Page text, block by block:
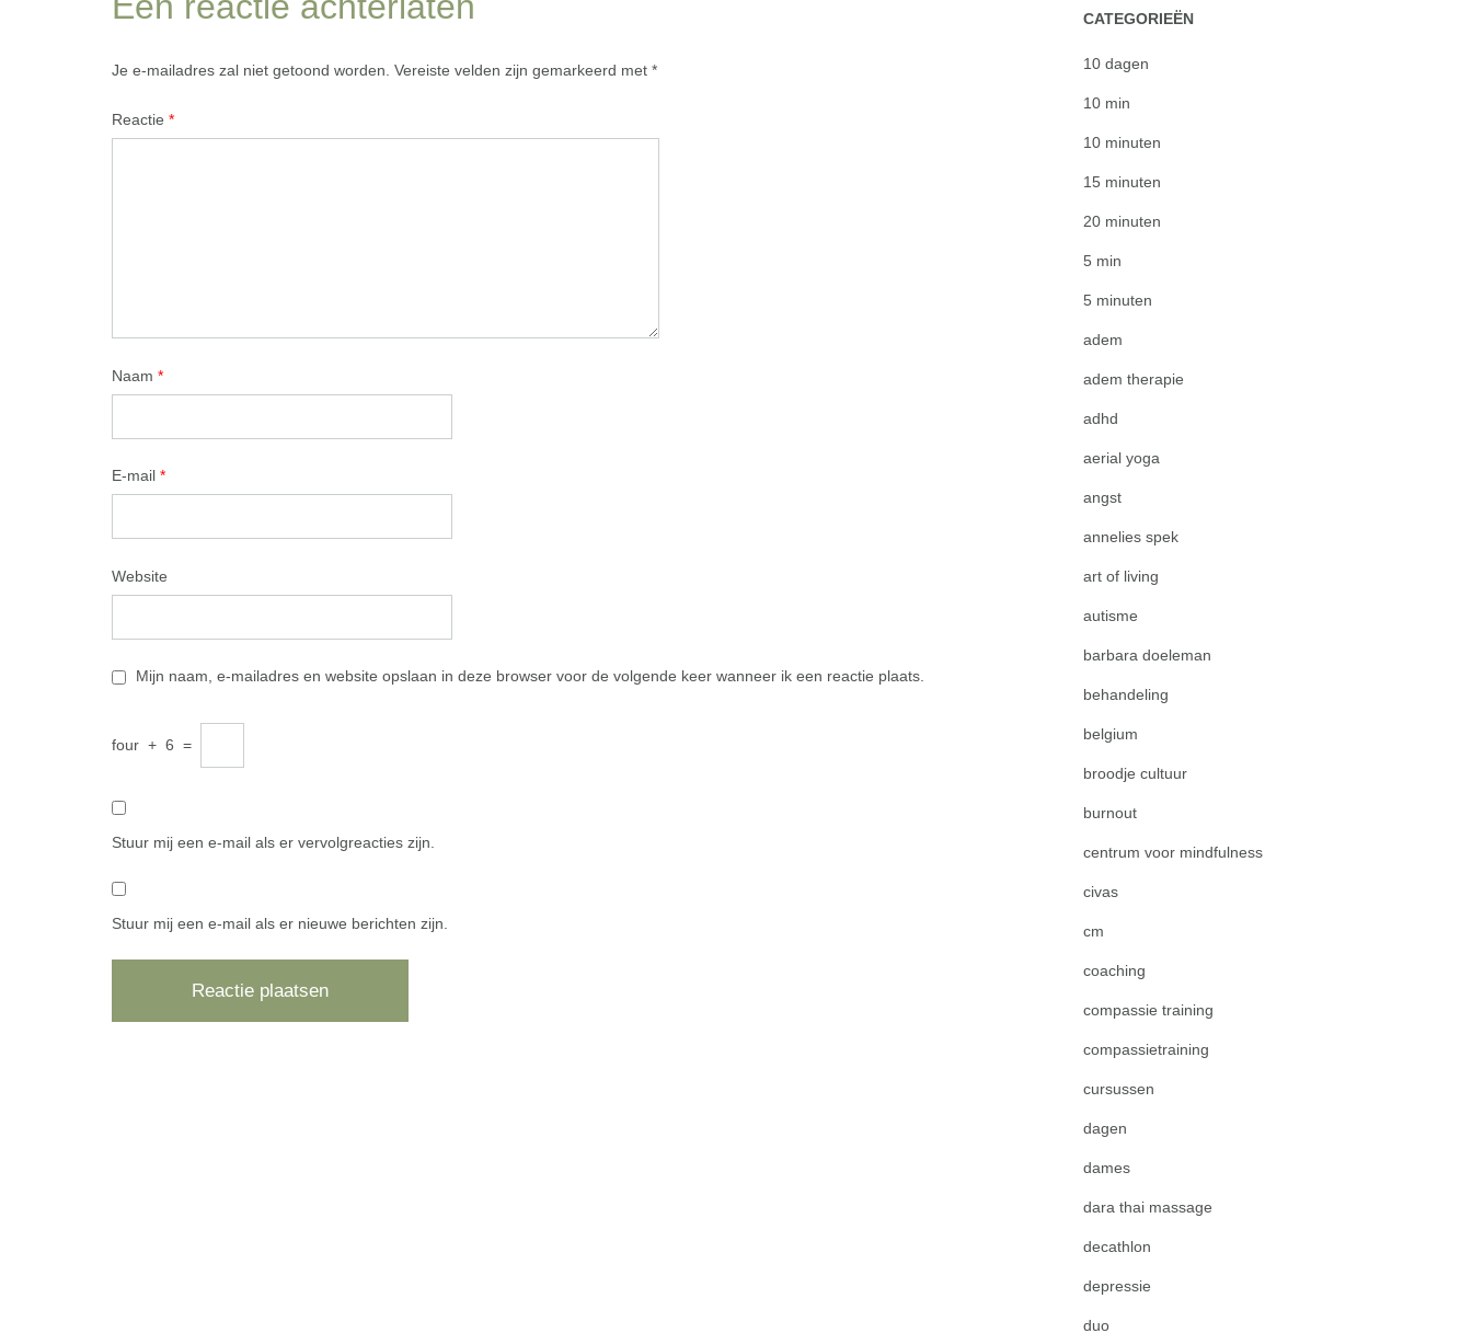
Je e-mailadres zal niet getoond worden. Vereiste velden zijn gemarkeerd met *
Reactie *
Naam *
E-mail *
Website
Mijn naam, e-mailadres en website opslaan in deze browser voor de volgende keer wanneer ik een reactie plaats.
four + 6 =
Stuur mij een e-mail als er vervolgreacties zijn.
Stuur mij een e-mail als er nieuwe berichten zijn.
CATEGORIEËN
10 dagen
10 min
10 minuten
15 minuten
20 minuten
5 min
5 minuten
adem
adem therapie
adhd
aerial yoga
angst
annelies spek
art of living
autisme
barbara doeleman
behandeling
belgium
broodje cultuur
burnout
centrum voor mindfulness
civas
cm
coaching
compassie training
compassietraining
cursussen
dagen
dames
dara thai massage
decathlon
depressie
duo